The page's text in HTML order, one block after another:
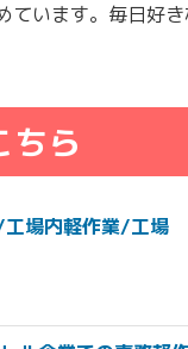
います。毎日好き
ちら
場内軽作業/工場